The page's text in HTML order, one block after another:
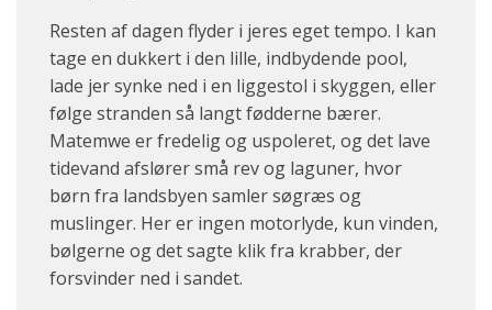
Resten af dagen flyder i jeres eget tempo. I kan
tage en dukkert i den lille, indbydende pool,
lade jer synke ned i en liggestol i skyggen, eller
følge stranden så langt fødderne bærer.
Matemwe er fredelig og uspoleret, og det lave
tidevand afslører små rev og laguner, hvor
børn fra landsbyen samler søgræs og
muslinger. Her er ingen motorlyde, kun vinden,
bølgerne og det sagte klik fra krabber, der
forsvinder ned i sandet.